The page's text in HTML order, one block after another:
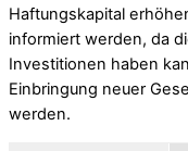
Haftungskapital
informiert werden, da
Investitionen haben
Einbringung neuer
werden.